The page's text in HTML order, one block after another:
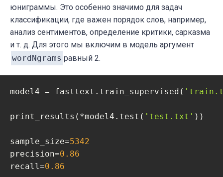
юниграммы. Это особенно значимо для задач
классификации, где важен порядок слов, например,
анализ сентиментов, определение критики, сарказма
и т. д. Для этого мы включим в модель аргумент
wordNgrams равный 2.
model4 = fasttext.train_supervised(
print_results(*model4.test( 'test.txt' ))
sample_size=5342
precision=0.86
recall=0.86